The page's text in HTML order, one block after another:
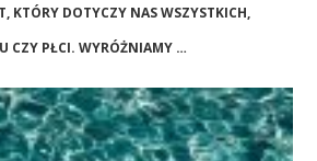
KTÓRY DOTYCZY NAS WSZYSTKICH,
CZY PŁCI. WYRÓŻNIAMY …